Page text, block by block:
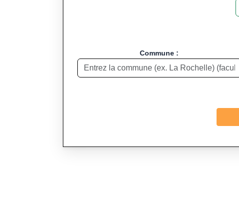
Commune :